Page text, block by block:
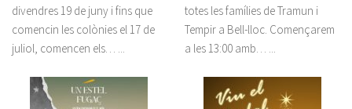
divendres 19 de juny i fins que
comencin les colònies el 17 de
juliol, comencen els…
totes les famílies de Tramun i
Tempir a Bell-lloc. Començarem
a les 13:00 amb…